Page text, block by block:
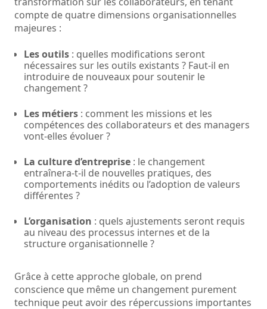
compte de quatre dimensions organisationnelles
majeures :
Les outils : quelles modifications seront
nécessaires sur les outils existants ? Faut-il en
introduire de nouveaux pour soutenir le
changement ?
Les métiers : comment les missions et les
compétences des collaborateurs et des managers
vont-elles évoluer ?
La culture d’entreprise : le changement
entraînera-t-il de nouvelles pratiques, des
comportements inédits ou l’adoption de valeurs
différentes ?
L’organisation : quels ajustements seront requis
au niveau des processus internes et de la
structure organisationnelle ?
Grâce à cette approche globale, on prend
conscience que même un changement purement
technique peut avoir des répercussions importantes